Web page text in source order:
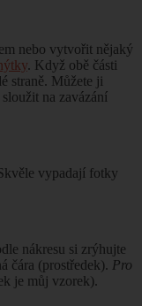
nebo vytvořit nějaký
. Když obě části
straně. Můžete ji
na zavázání
vypadají fotky
nákresu si zrýhujte
čára (prostředek). Pro
je můj vzorek).